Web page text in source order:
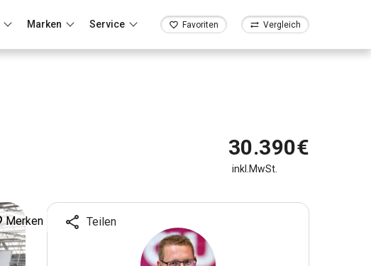
Marken Service Favoriten Vergleich
Merken Teilen
30.390€
inkl.MwSt.